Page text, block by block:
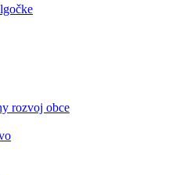
rozvoj obce